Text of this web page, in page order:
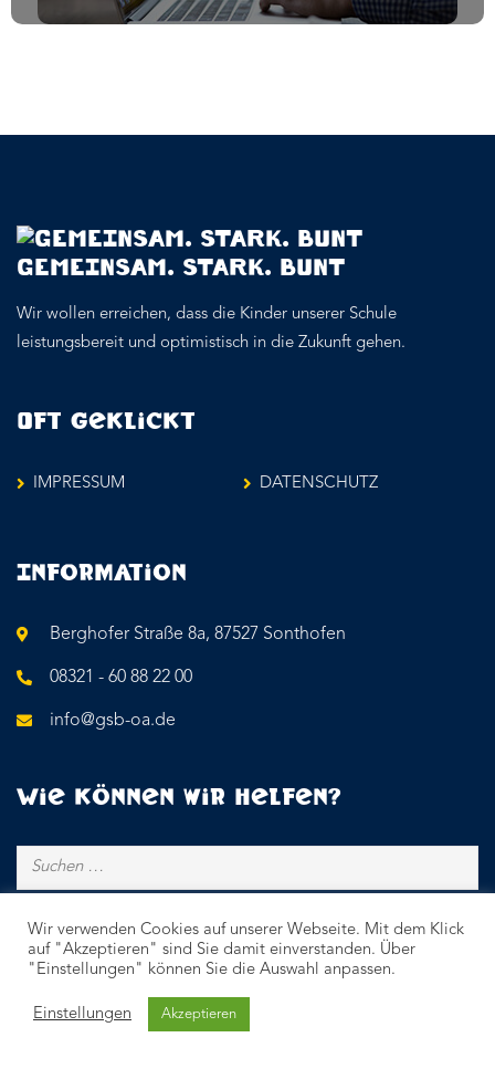
GEMEINSAM. STARK. BUNT
Wir wollen erreichen, dass die Kinder unserer Schule
leistungsbereit und optimistisch in die Zukunft gehen.
Oft geklickt
IMPRESSUM DATENSCHUTZ
Information
Berghofer Straße 8a, 87527 Sonthofen
08321 - 60 88 22 00
info@gsb-oa.de
Wie können wir helfen?
Wir verwenden Cookies auf unserer Webseite. Mit dem Klick
auf "Akzeptieren" sind Sie damit einverstanden. Über
"Einstellungen" können Sie die Auswahl anpassen.
Einstellungen Akzeptieren